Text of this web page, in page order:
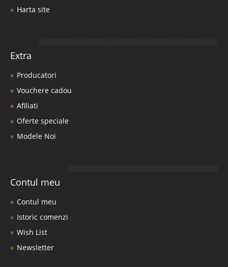
Harta site
Extra
Producatori
Vouchere cadou
Afiliati
Oferte speciale
Modele Noi
Contul meu
Contul meu
Istoric comenzi
Wish List
Newsletter